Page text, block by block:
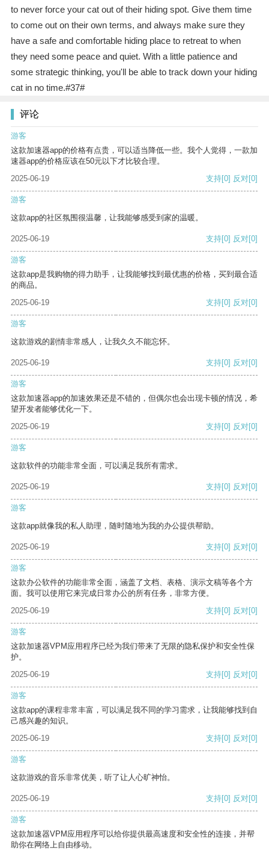
to never force your cat out of their hiding spot. Give them time
to come out on their own terms, and always make sure they
have a safe and comfortable hiding place to retreat to when
they need some peace and quiet. With a little patience and
some strategic thinking, you'll be able to track down your hiding
cat in no time.#37#
评论
游客
这款加速器app的价格有点贵，可以适当降低一些。我个人觉得，一款加
速器app的价格应该在50元以下才比较合理。
2025-06-19
支持[0] 反对[0]
游客
这款app的社区氛围很温馨，让我能够感受到家的温暖。
2025-06-19 支持[0] 反对[0]
游客
这款app是我购物的得力助手，让我能够找到最优惠的价格，买到最合适
的商品。
2025-06-19
支持[0] 反对[0]
游客
这款游戏的剧情非常感人，让我久久不能忘怀。
2025-06-19 支持[0] 反对[0]
游客
这款加速器app的加速效果还是不错的，但偶尔也会出现卡顿的情况，希
望开发者能够优化一下。
2025-06-19
支持[0] 反对[0]
游客
这款软件的功能非常全面，可以满足我所有需求。
2025-06-19 支持[0] 反对[0]
游客
这款app就像我的私人助理，随时随地为我的办公提供帮助。
2025-06-19 支持[0] 反对[0]
游客
这款办公软件的功能非常全面，涵盖了文档、表格、演示文稿等各个方
面。我可以使用它来完成日常办公的所有任务，非常方便。
2025-06-19
支持[0] 反对[0]
游客
这款加速器VPM应用程序已经为我们带来了无限的隐私保护和安全性保
护。
2025-06-19
支持[0] 反对[0]
游客
这款app的课程非常丰富，可以满足我不同的学习需求，让我能够找到自
己感兴趣的知识。
2025-06-19
支持[0] 反对[0]
游客
这款游戏的音乐非常优美，听了让人心旷神怡。
2025-06-19 支持[0] 反对[0]
游客
这款加速器VPM应用程序可以给你提供最高速度和安全性的连接，并帮
助你在网络上自由移动。